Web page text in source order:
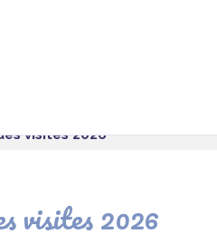
visites 2026
visites 2026